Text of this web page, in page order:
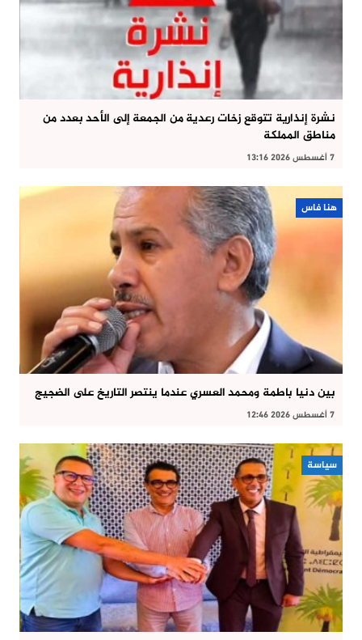
نشرة إنذارية تتوقع زخات رعدية من الجمعة إلى الأحد بعدد من
مناطق المملكة
7 أغسطس 2026 13:16
هنا فاس
بين دنيا باطمة ومحمد العسري عندما ينتصر التاريخ على الضجيج
7 أغسطس 2026 12:46
سياسة